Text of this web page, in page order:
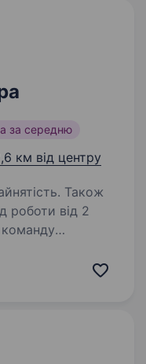
за середню
км від центру
Також
роботи від 2